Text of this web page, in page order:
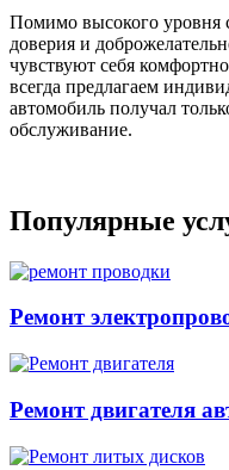
Помимо высокого уровня
доверия и
чувствуют себя
всегда предлагаем
автомобиль получал
обслуживание.
Популярные
Ремонт
Ремонт двигателя